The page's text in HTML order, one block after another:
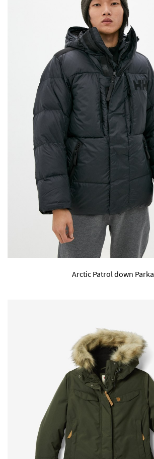
Arctic Patrol down Parka